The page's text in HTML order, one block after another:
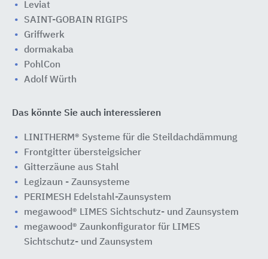
Leviat
SAINT-GOBAIN RIGIPS
Griffwerk
dormakaba
PohlCon
Adolf Würth
Das könnte Sie auch interessieren
LINITHERM® Systeme für die Steildachdämmung
Frontgitter übersteigsicher
Gitterzäune aus Stahl
Legizaun - Zaunsysteme
PERIMESH Edelstahl-Zaunsystem
megawood® LIMES Sichtschutz- und Zaunsystem
megawood® Zaunkonfigurator für LIMES
Sichtschutz- und Zaunsystem